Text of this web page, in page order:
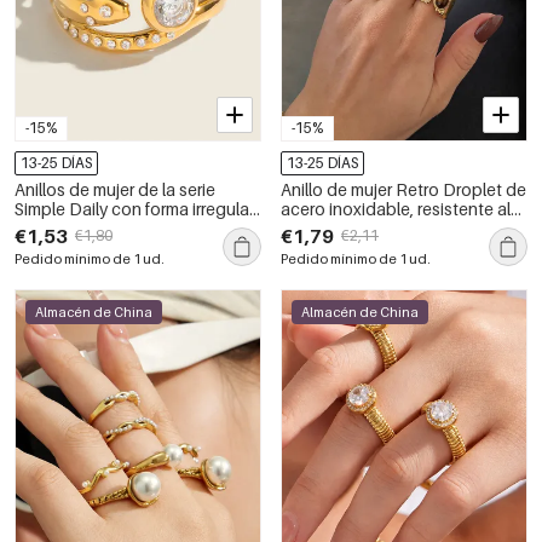
-15%
13-25 DÍAS
Anillos de mujer de la serie
Simple Daily con forma irregular,
resistentes al agua, de acero
inoxidable y color dorado con
circonitas.
€1,53 €1,80
Pedido mínimo de 1 ud.
-15%
13-25 DÍAS
Anillo de mujer Retro Droplet de
acero inoxidable, resistente al
agua, color dorado, con
piedras preciosas naturales.
€1,79 €2,11
Pedido mínimo de 1 ud.
Almacén de China Almacén de China